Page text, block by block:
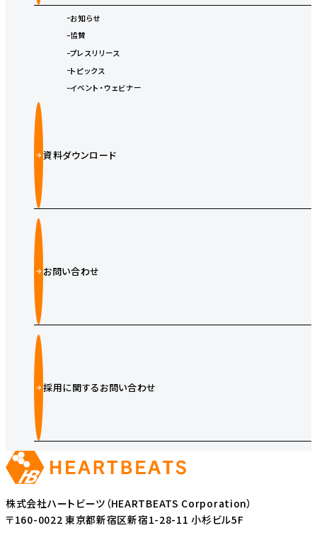
お知らせ
協賛
プレスリリース
トピックス
イベント・ウェビナー
資料ダウンロード
お問い合わせ
採用に関するお問い合わせ
株式会社ハートビーツ（HEARTBEATS Corporation）
〒160-0022 東京都新宿区新宿1-28-11 小杉ビル5F